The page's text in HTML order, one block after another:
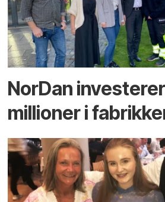
NorDan
millioner i